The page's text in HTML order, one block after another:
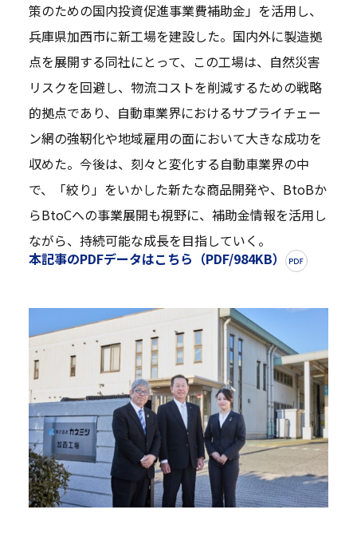
策のための国内投資促進事業費補助金」を活用し、
兵庫県加西市に新工場を建設した。国内外に製造拠
点を展開する同社にとって、この工場は、自然災害
リスクを回避し、物流コストを削減するための戦略
的拠点であり、自動車業界におけるサプライチェー
ン網の強靭化や地域雇用の面において大きな成功を
収めた。今後は、刻々と変化する自動車業界の中
で、「絞り」をいかした新たな商品開発や、BtoBか
らBtoCへの事業展開も視野に、補助金情報を活用し
ながら、持続可能な成長を目指していく。
本記事のPDFデータはこちら（PDF/984KB）